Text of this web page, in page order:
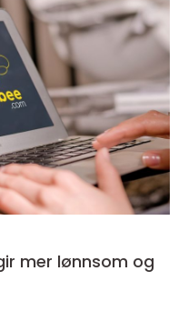
mer lønnsom og